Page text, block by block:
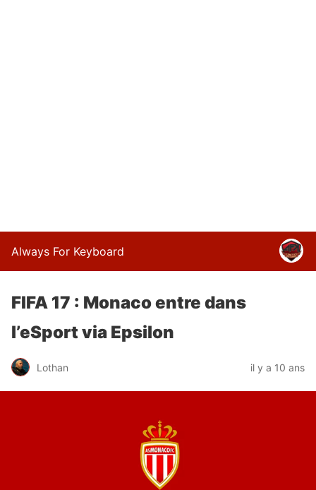
Always For Keyboard
FIFA 17 : Monaco entre dans
l’eSport via Epsilon
Lothan il y a 10 ans